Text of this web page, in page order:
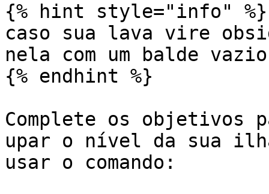
{% hint style="info" %}
caso sua lava vire
nela com um balde
{% endhint %}
Complete os objetivos
upar o nível da sua
usar o comando: